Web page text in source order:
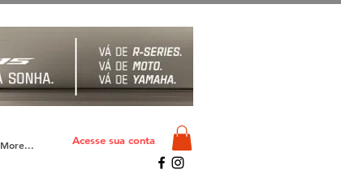
More... Acesse sua conta